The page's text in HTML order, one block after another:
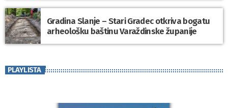
Gradina Slanje – Stari Gradec otkriva bogatu
arheološku baštinu Varaždinske županije
PLAYLISTA